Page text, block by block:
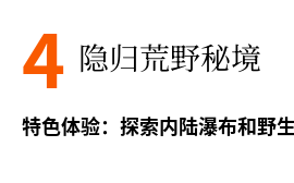
4 隐归荒野秘境
特色体验：探索内陆瀑布和野生